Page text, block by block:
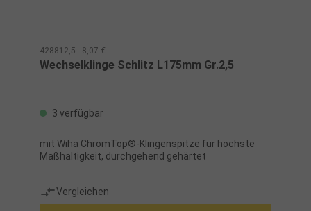
428812,5 - 8,07 €
Wechselklinge Schlitz L175mm Gr.2,5
3 verfügbar
mit Wiha ChromTop®-Klingenspitze für höchste
Maßhaltigkeit, durchgehend gehärtet
Vergleichen